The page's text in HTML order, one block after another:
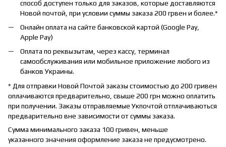
способ доступен только для заказов, которые доставляются
Новой почтой, при условии суммы заказа 200 грвен и более.*
Онлайн оплата на сайте банковской картой (Google Pay,
Apple Pay)
Оплата по реквызытам, через кассу, терминал
самообслуживания или мобильное приложение любого из
банков Украины.
* Для отправки Новой Почтой заказы стоимостью до 200 гривен
оплачиваются предварительно, свыше 200 грн можно оплатить
при получении. Заказы отправляемые Укпочтой отплачиваються
предварительно вне зависимости от суммы заказа.
Сумма минимального заказа 100 гривен, меньше
указанного значения оформление заказа не предусмотрено.